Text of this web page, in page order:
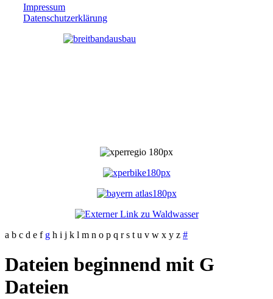
Impressum
Datenschutzerklärung
a b c d e f g h i j k l m n o p q r s t u v w x y z #
Dateien beginnend mit G
Dateien